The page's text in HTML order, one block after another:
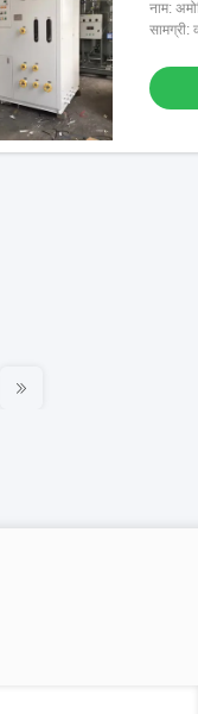
नाम:
सामग्री: